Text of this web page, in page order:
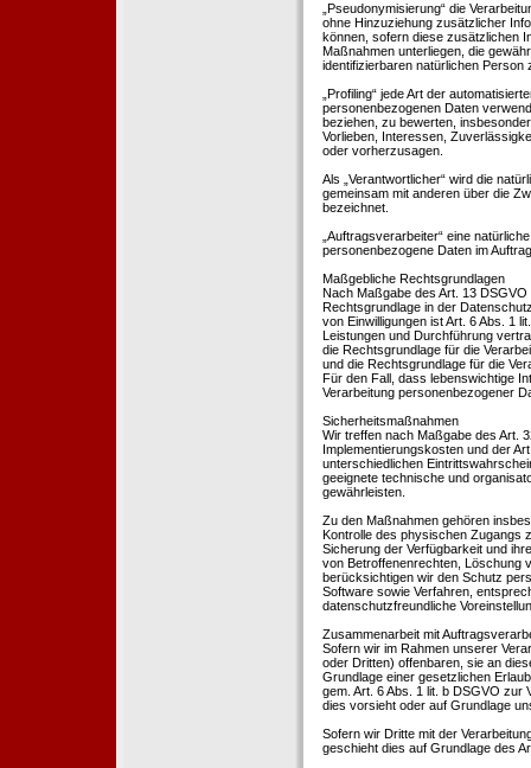
„Pseudonymisierung“ die
ohne Hinzuziehung zusätzlicher
können, sofern diese zusätzlichen
Maßnahmen unterliegen, die
identifizierbaren natürlichen Person
„Profiling“ jede Art der
personenbezogenen Daten
beziehen, zu bewerten,
Vorlieben, Interessen,
oder vorherzusagen.
Als „Verantwortlicher“ wird die
gemeinsam mit anderen über die
bezeichnet.
„Auftragsverarbeiter“ eine
personenbezogene Daten im
Maßgebliche Rechtsgrundlagen
Nach Maßgabe des Art. 13
Rechtsgrundlage in der
von Einwilligungen ist Art. 6 Abs. 1
Leistungen und Durchführung
die Rechtsgrundlage für die
und die Rechtsgrundlage für die
Für den Fall, dass lebenswichtige
Verarbeitung personenbezogener
Sicherheitsmaßnahmen
Wir treffen nach Maßgabe des Art.
Implementierungskosten und der
unterschiedlichen
geeignete technische und
gewährleisten.
Zu den Maßnahmen gehören
Kontrolle des physischen Zugangs
Sicherung der Verfügbarkeit und
von Betroffenenrechten, Löschung
berücksichtigen wir den Schutz
Software sowie Verfahren,
datenschutzfreundliche
Zusammenarbeit mit
Sofern wir im Rahmen unserer
oder Dritten) offenbaren, sie an
Grundlage einer gesetzlichen
gem. Art. 6 Abs. 1 lit. b DSGVO zur
dies vorsieht oder auf Grundlage
Sofern wir Dritte mit der
geschieht dies auf Grundlage des